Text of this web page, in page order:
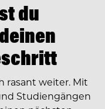
du
rasant weiter. Mit
Studiengängen